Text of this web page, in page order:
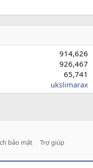
914,626
926,467
65,741
ukslimarax
bảo mật
Trợ giúp